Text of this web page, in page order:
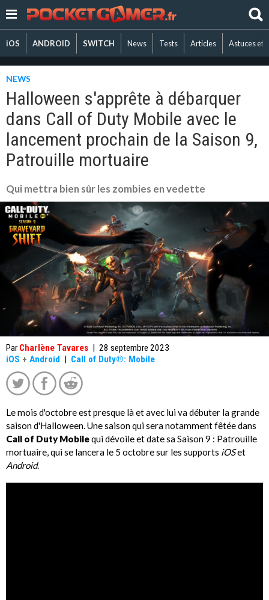
iOS ANDROID SWITCH News Tests Articles Astuces et
NEWS
Halloween s'apprête à débarquer
dans Call of Duty Mobile avec le
lancement prochain de la Saison 9,
Patrouille mortuaire
Qui mettra bien sûr les zombies en vedette
Par Charlène Tavares | 28 septembre 2023
iOS + Android | Call of Duty®: Mobile
Le mois d'octobre est presque là et avec lui va débuter la grande
saison d'Halloween. Une saison qui sera notamment fêtée dans
Call of Duty Mobilequi dévoile et date sa Saison 9 : Patrouille
mortuaire, qui se lancera le 5 octobre sur les supports iOSet
Android.